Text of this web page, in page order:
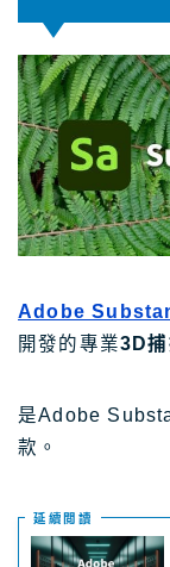
Adobe
開發的專業3D
是Adobe
款。
延續閲讀